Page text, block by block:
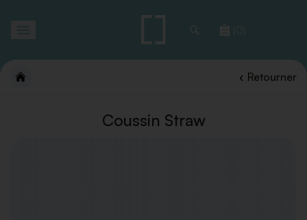
(0)
Retourner
Coussin Straw